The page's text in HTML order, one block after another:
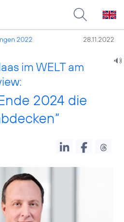
2022 28.11.2022
im WELT am
2024 die